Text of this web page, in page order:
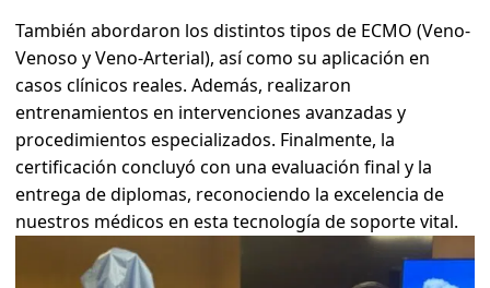
También abordaron los distintos tipos de ECMO (Veno-
Venoso y Veno-Arterial), así como su aplicación en
casos clínicos reales. Además, realizaron
entrenamientos en intervenciones avanzadas y
procedimientos especializados. Finalmente, la
certificación concluyó con una evaluación final y la
entrega de diplomas, reconociendo la excelencia de
nuestros médicos en esta tecnología de soporte vital.